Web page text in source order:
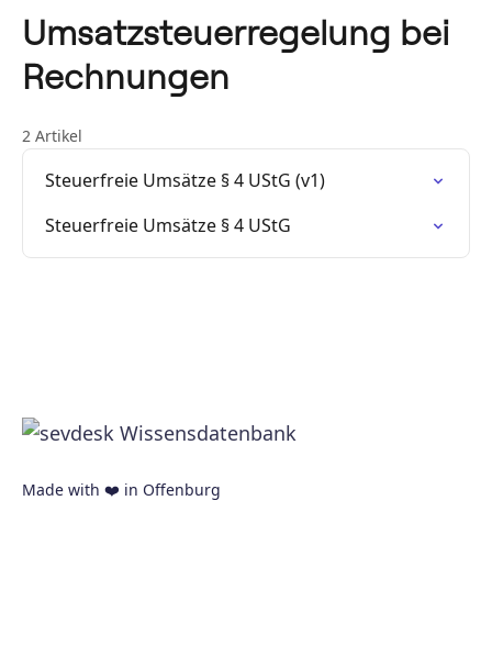
Umsatzsteuerregelung bei
Rechnungen
2 Artikel
Steuerfreie Umsätze § 4 UStG (v1)
Steuerfreie Umsätze § 4 UStG
Made with ❤️ in Offenburg